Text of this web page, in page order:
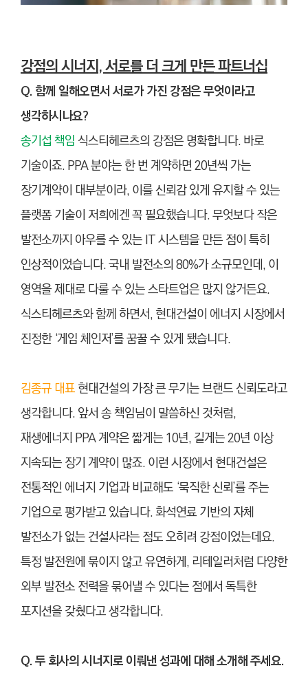
강점의 시너지, 서로를 더 크게 만든 파트너십
Q. 함께 일해오면서 서로가 가진 강점은 무엇이라고
생각하시나요?
송기섭 책임식스티헤르츠의 강점은 명확합니다. 바로
기술이죠. PPA 분야는 한 번 계약하면 20년씩 가는
장기계약이 대부분이라, 이를 신뢰감 있게 유지할 수 있는
플랫폼 기술이 저희에겐 꼭 필요했습니다. 무엇보다 작은
발전소까지 아우를 수 있는 IT 시스템을 만든 점이 특히
인상적이었습니다. 국내 발전소의 80%가 소규모인데, 이
영역을 제대로 다룰 수 있는 스타트업은 많지 않거든요.
식스티헤르츠와 함께 하면서, 현대건설이 에너지 시장에서
진정한 ‘게임 체인저’를 꿈꿀 수 있게 됐습니다.
김종규 대표현대건설의 가장 큰 무기는 브랜드 신뢰도라고
생각합니다. 앞서 송 책임님이 말씀하신 것처럼,
재생에너지 PPA 계약은 짧게는 10년, 길게는 20년 이상
지속되는 장기 계약이 많죠. 이런 시장에서 현대건설은
전통적인 에너지 기업과 비교해도 ‘묵직한 신뢰’를 주는
기업으로 평가받고 있습니다. 화석연료 기반의 자체
발전소가 없는 건설사라는 점도 오히려 강점이었는데요.
특정 발전원에 묶이지 않고 유연하게, 리테일러처럼 다양한
외부 발전소 전력을 묶어낼 수 있다는 점에서 독특한
포지션을 갖췄다고 생각합니다.
Q. 두 회사의 시너지로 이뤄낸 성과에 대해 소개해 주세요.